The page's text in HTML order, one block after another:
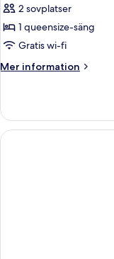
2 sovplatser
1 queensize-säng
Gratis wi-fi
Mer information
Mer